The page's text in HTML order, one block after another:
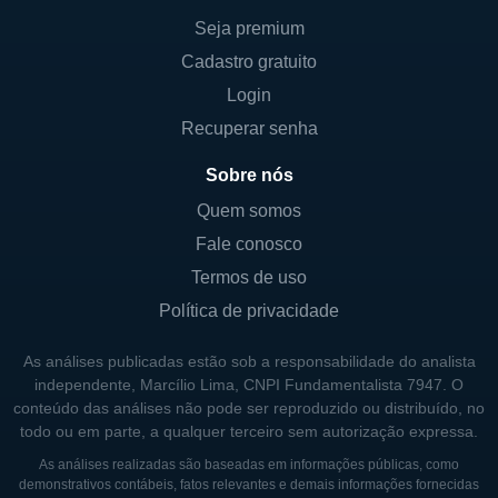
que engloba uma variedade de pesticidas e
defensivos agrícolas. Além disso, a empresa
também está investindo em tecnologias
voltadas para a proteção ambiental e manejo
a demanda crescente por produtos que
minimizem o impacto ambiental.
Outra linha de negócios significativa é a
possibilidade de oferecer soluções
personalizadas para os desafios específicos
serviços de consultoria e suporte técnico,
permitindo que os clientes obtenham o
máximo de eficácia de seus produtos,
incorporando práticas agrícolas inovadoras e
sustentáveis. Dessa forma, a American
Seja premium
Cadastro gratuito
Login
Recuperar senha
Sobre nós
Quem somos
Fale conosco
Termos de uso
Política de privacidade
As análises publicadas estão sob a responsabilidade do analista
independente, Marcílio Lima, CNPI Fundamentalista 7947. O
conteúdo das análises não pode ser reproduzido ou distribuído, no
todo ou em parte, a qualquer terceiro sem autorização expressa.
As análises realizadas são baseadas em informações públicas, como
demonstrativos contábeis, fatos relevantes e demais informações fornecidas